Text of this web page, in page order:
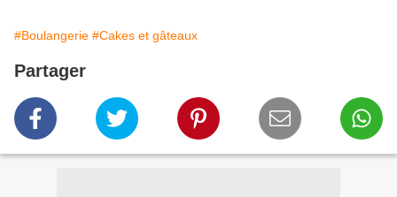
#Boulangerie #Cakes et gâteaux
Partager